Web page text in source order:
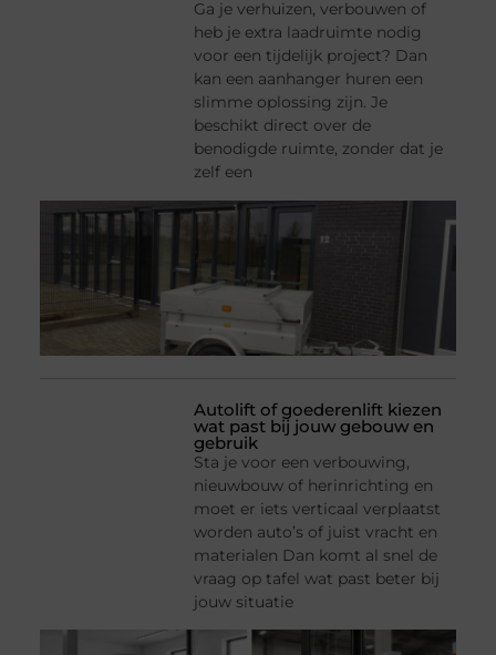
Ga je verhuizen, verbouwen of
heb je extra laadruimte nodig
voor een tijdelijk project? Dan
kan een aanhanger huren een
slimme oplossing zijn. Je
beschikt direct over de
benodigde ruimte, zonder dat je
zelf een
Autolift of goederenlift kiezen
wat past bij jouw gebouw en
gebruik
Sta je voor een verbouwing,
nieuwbouw of herinrichting en
moet er iets verticaal verplaatst
worden auto’s of juist vracht en
materialen Dan komt al snel de
vraag op tafel wat past beter bij
jouw situatie